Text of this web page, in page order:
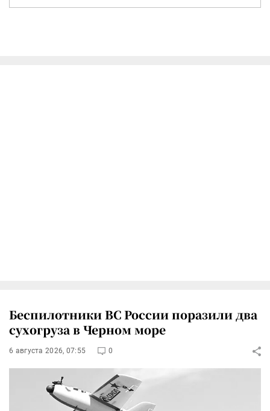
Беспилотники ВС России поразили два
сухогруза в Черном море
6 августа 2026, 07:55 0